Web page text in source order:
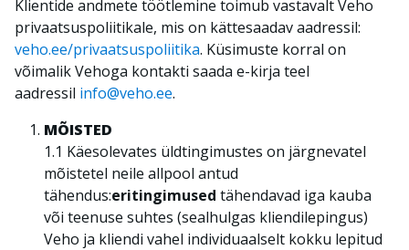
Klientide andmete töötlemine toimub vastavalt Veho
privaatsuspoliitikale, mis on kättesaadav aadressil:
veho.ee/privaatsuspoliitika. Küsimuste korral on
võimalik Vehoga kontakti saada e-kirja teel
aadressil info@veho.ee.
MÕISTED
1.1 Käesolevates üldtingimustes on järgnevatel
mõistetel neile allpool antud
tähendus:eritingimused tähendavad iga kauba
või teenuse suhtes (sealhulgas kliendilepingus)
Veho ja kliendi vahel individuaalselt kokku lepitud